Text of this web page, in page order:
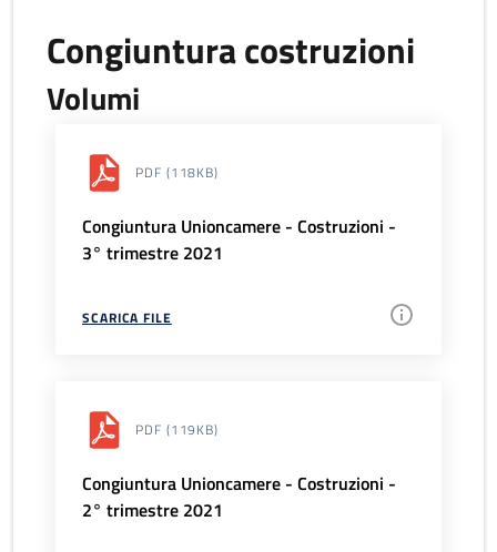
Congiuntura costruzioni
Volumi
PDF (118KB)
Congiuntura Unioncamere - Costruzioni -
3° trimestre 2021
SCARICA FILE
PDF (119KB)
Congiuntura Unioncamere - Costruzioni -
2° trimestre 2021